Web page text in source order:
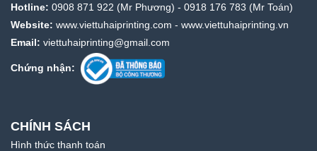
Hotline: 0908 871 922 (Mr Phương) - 0918 176 783 (Mr Toán)
Website: www.viettuhaiprinting.com - www.viettuhaiprinting.vn
Email: viettuhaiprinting@gmail.com
Chứng nhận:
CHÍNH SÁCH
Hình thức thanh toán